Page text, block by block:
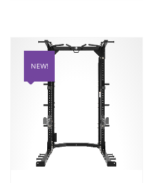
NEW!